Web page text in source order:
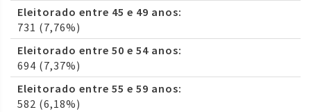
Eleitorado entre 45 e 49 anos:
731 (7,76%)
Eleitorado entre 50 e 54 anos:
694 (7,37%)
Eleitorado entre 55 e 59 anos:
582 (6,18%)